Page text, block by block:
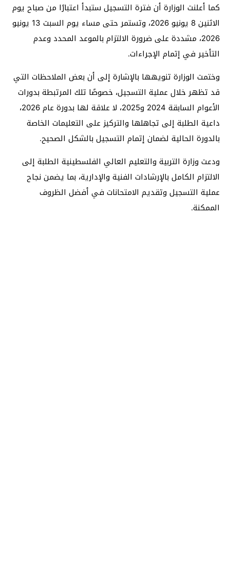
كما أعلنت الوزارة أن فترة التسجيل ستبدأ اعتبارًا من صباح يوم
الاثنين 8 يونيو 2026، وتستمر حتى مساء يوم السبت 13 يونيو
2026، مشددة على ضرورة الالتزام بالموعد المحدد وعدم
التأخير في إتمام الإجراءات.
وختمت الوزارة تنويهها بالإشارة إلى أن بعض الملاحظات التي
قد تظهر خلال عملية التسجيل، خصوصًا تلك المرتبطة بدورات
الأعوام السابقة 2024 و2025، لا علاقة لها بدورة عام 2026،
داعية الطلبة إلى تجاهلها والتركيز على التعليمات الخاصة
بالدورة الحالية لضمان إتمام التسجيل بالشكل الصحيح.
ودعت وزارة التربية والتعليم العالي الفلسطينية الطلبة إلى
الالتزام الكامل بالإرشادات الفنية والإدارية، بما يضمن نجاح
عملية التسجيل وتقديم الامتحانات في أفضل الظروف
الممكنة.